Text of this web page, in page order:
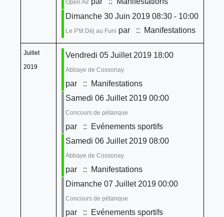
Open Air
Dimanche 30 Juin 2019 08:30 - 10:00
Le P'tit Déj au Funi par :: Manifestations
Juillet
2019
Vendredi 05 Juillet 2019 18:00
Abbaye de Cossonay
par
:: Manifestations
Samedi 06 Juillet 2019 00:00
Concours de pétanque
par
:: Evénements sportifs
Samedi 06 Juillet 2019 08:00
Abbaye de Cossonay
par
:: Manifestations
Dimanche 07 Juillet 2019 00:00
Concours de pétanque
par
:: Evénements sportifs